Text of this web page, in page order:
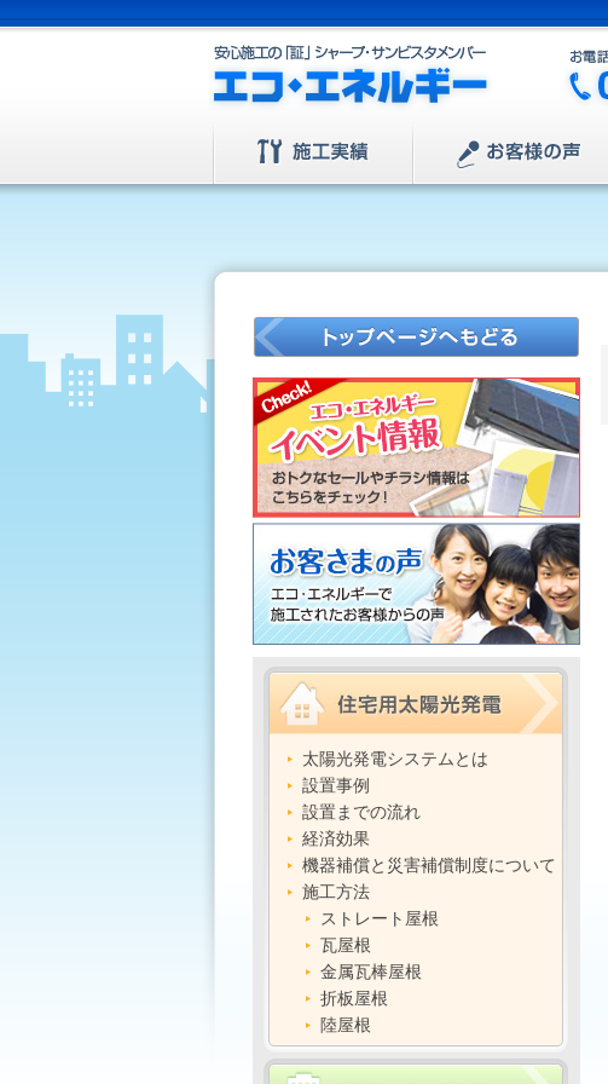
太陽光発電システムとは
設置事例
設置までの流れ
経済効果
機器補償と災害補償制度について
施工方法
ストレート屋根
瓦屋根
金属瓦棒屋根
折板屋根
陸屋根